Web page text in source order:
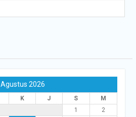
Agustus 2026
K J S
M
1
2